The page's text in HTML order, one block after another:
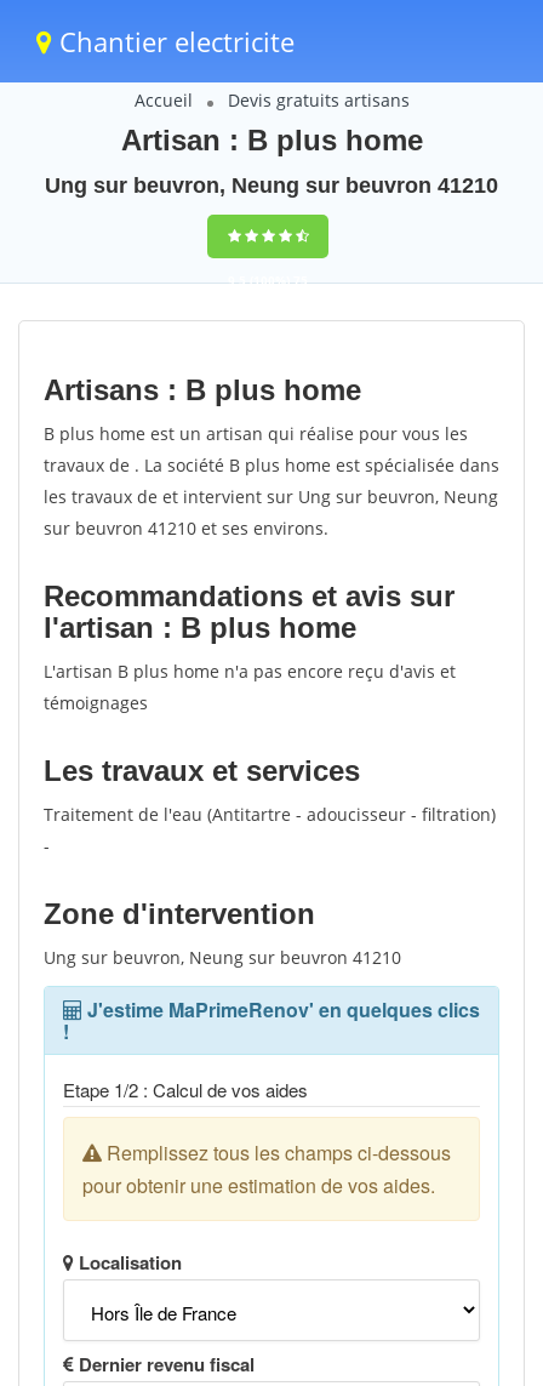
Chantier electricite
Accueil Devis gratuits artisans
Artisan : B plus home
Ung sur beuvron, Neung sur beuvron 41210
9,5(100%)75
votes
Artisans : B plus home
B plus home est un artisan qui réalise pour vous les
travaux de . La société B plus home est spécialisée dans
les travaux de et intervient sur Ung sur beuvron, Neung
sur beuvron 41210 et ses environs.
Recommandations et avis sur
l'artisan : B plus home
L'artisan B plus home n'a pas encore reçu d'avis et
témoignages
Les travaux et services
Traitement de l'eau (Antitartre - adoucisseur - filtration)
-
Zone d'intervention
Ung sur beuvron, Neung sur beuvron 41210